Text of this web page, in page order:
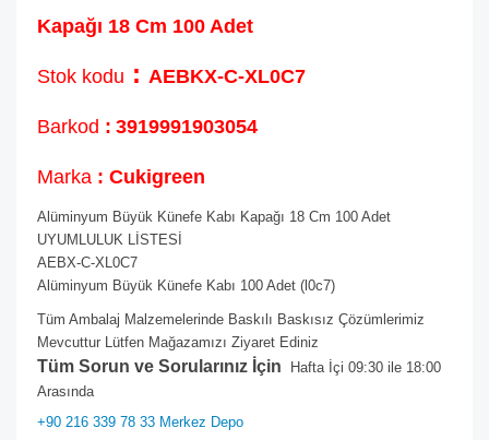
Kapağı 18 Cm 100 Adet
Stok kodu : AEBKX-C-XL0C7
Barkod : 3919991903054
Marka : Cukigreen
Alüminyum Büyük Künefe Kabı Kapağı 18 Cm 100 Adet
UYUMLULUK LİSTESİ
AEBX-C-XL0C7
Alüminyum Büyük Künefe Kabı 100 Adet (l0c7)
Tüm Ambalaj Malzemelerinde Baskılı Baskısız Çözümlerimiz
Mevcuttur Lütfen Mağazamızı Ziyaret Ediniz
Tüm Sorun ve Sorularınız İçin Hafta İçi 09:30 ile 18:00
Arasında
+90 216 339 78 33 Merkez Depo